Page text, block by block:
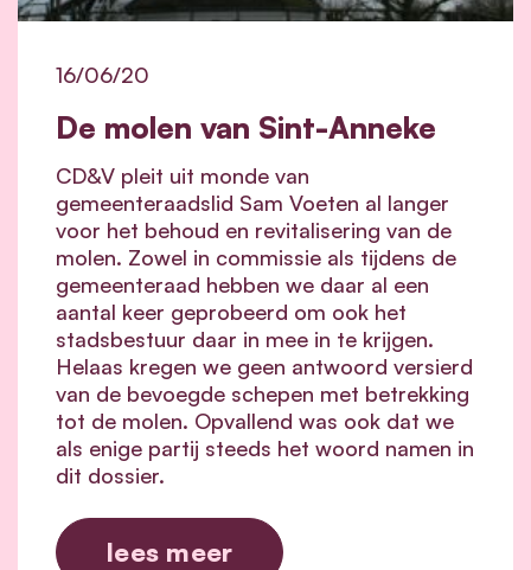
De molen van Sint-Anneke
16/06/20
CD&V pleit uit monde van
gemeenteraadslid Sam Voeten al langer
voor het behoud en revitalisering van de
molen. Zowel in commissie als tijdens de
gemeenteraad hebben we daar al een
aantal keer geprobeerd om ook het
stadsbestuur daar in mee in te krijgen.
Helaas kregen we geen antwoord versierd
van de bevoegde schepen met betrekking
tot de molen. Opvallend was ook dat we
als enige partij steeds het woord namen in
dit dossier.
lees meer